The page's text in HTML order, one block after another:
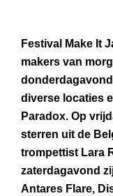
Festival Make It
makers van
diverse locaties
Paradox. Op
sterren uit de
trompettist Lara
zaterdagavond
Antares Flare,